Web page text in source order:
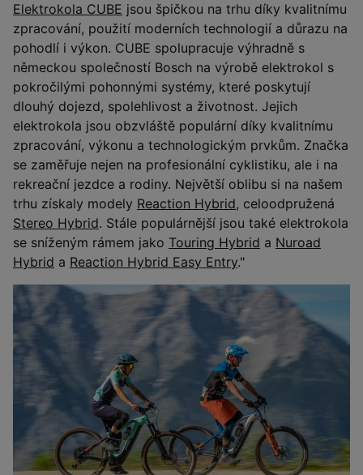
Elektrokola CUBE jsou špičkou na trhu díky kvalitnímu
zpracování, použití moderních technologií a důrazu na
pohodlí i výkon. CUBE spolupracuje výhradně s
německou společností Bosch na výrobě elektrokol s
pokročilými pohonnými systémy, které poskytují
dlouhý dojezd, spolehlivost a životnost. Jejich
elektrokola jsou obzvláště populární díky kvalitnímu
zpracování, výkonu a technologickým prvkům. Značka
se zaměřuje nejen na profesionální cyklistiku, ale i na
rekreační jezdce a rodiny. Největší oblibu si na našem
trhu získaly modely Reaction Hybrid, celoodpružená
Stereo Hybrid. Stále populárnější jsou také elektrokola
se sníženým rámem jako Touring Hybrid a Nuroad
Hybrid a Reaction Hybrid Easy Entry."